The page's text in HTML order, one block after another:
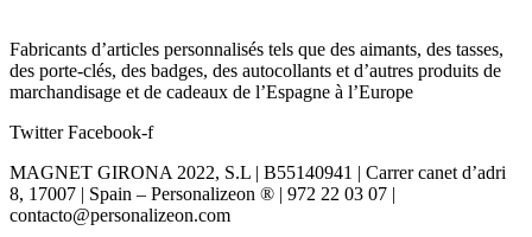
Fabricants d’articles personnalisés tels que des aimants, des tasses,
des porte-clés, des badges, des autocollants et d’autres produits de
marchandisage et de cadeaux de l’Espagne à l’Europe
Twitter Facebook-f
MAGNET GIRONA 2022, S.L | B55140941 | Carrer canet d’adri
8, 17007 | Spain – Personalizeon ® | 972 22 03 07 |
contacto@personalizeon.com